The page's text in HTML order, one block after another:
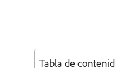
Tabla de